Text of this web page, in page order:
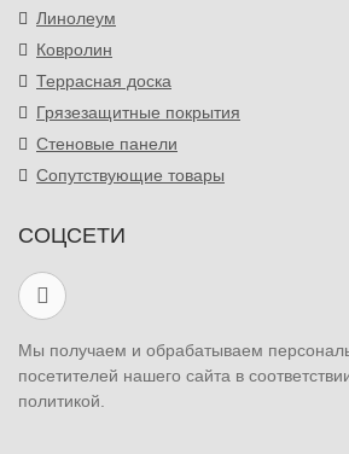
Линолеум
Ковролин
Террасная доска
Грязезащитные покрытия
Стеновые панели
Сопутствующие товары
СОЦСЕТИ
Мы получаем и обрабатываем
посетителей нашего сайта в
политикой.